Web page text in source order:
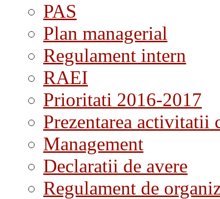
PAS
Plan managerial
Regulament intern
RAEI
Prioritati 2016-2017
Prezentarea activitatii
Management
Declaratii de avere
Regulament de